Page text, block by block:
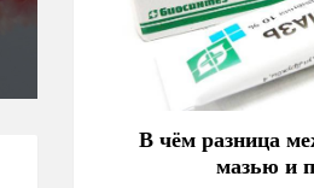
В чём разница
мазью и